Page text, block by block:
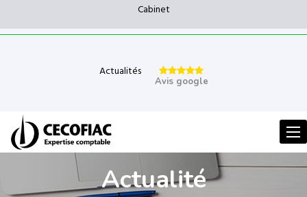
Cabinet
Actualités
Avis google
Actualité